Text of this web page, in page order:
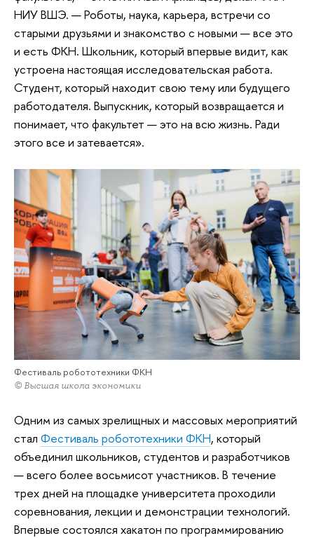
НИУ ВШЭ. — Роботы, наука, карьера, встречи со
старыми друзьями и знакомство с новыми — все это
и есть ФКН. Школьник, который впервые видит, как
устроена настоящая исследовательская работа.
Студент, который находит свою тему или будущего
работодателя. Выпускник, который возвращается и
понимает, что факультет — это на всю жизнь. Ради
этого все и затевается».
Фестиваль робототехники ФКН
© Высшая школа экономики
Одним из самых зрелищных и массовых мероприятий
стал Фестиваль робототехники ФКН, который
объединил школьников, студентов и разработчиков
— всего более восьмисот участников. В течение
трех дней на площадке университета проходили
соревнования, лекции и демонстрации технологий.
Впервые состоялся хакатон по программированию